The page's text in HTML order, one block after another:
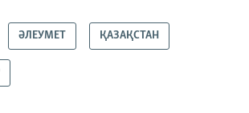
ӘЛЕУМЕТ ҚАЗАҚСТАН